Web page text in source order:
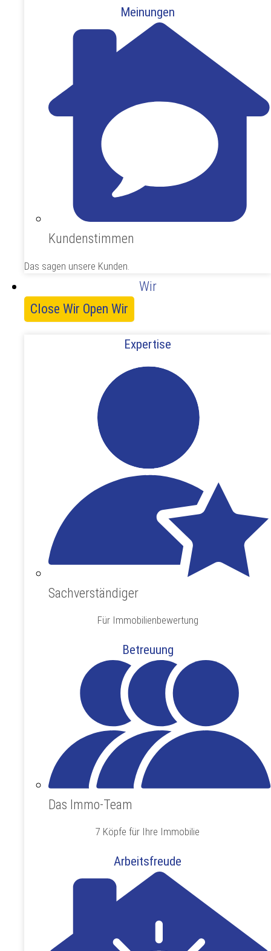
Meinungen
Kundenstimmen
Das sagen unsere Kunden.
Wir
Close Wir Open Wir
Expertise
Sachverständiger
Für Immobilienbewertung
Betreuung
Das Immo-Team
7 Köpfe für Ihre Immobilie
Arbeitsfreude